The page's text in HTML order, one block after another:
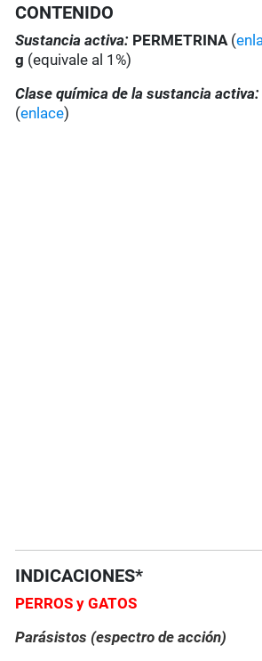
CONTENIDO
Sustancia activa: PERMETRINA (
g (equivale al 1%)
Clase química de la sustancia activa:
(enlace)
INDICACIONES*
PERROS y GATOS
Parásistos (espectro de acción)